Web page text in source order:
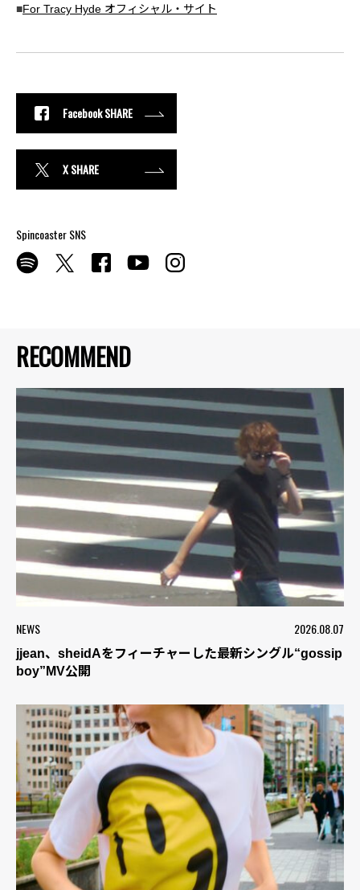
RECOMMEND
NEWS 2026.08.07
jjean、sheidAをフィーチャーした最新シングル“gossip
boy”MV公開
■For Tracy Hyde オフィシャル・サイト
Facebook SHARE
X SHARE
Spincoaster SNS